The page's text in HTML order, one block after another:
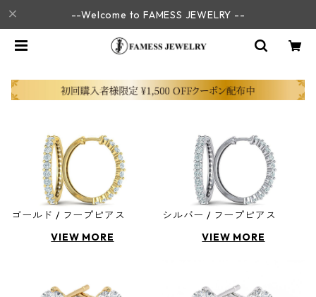
--Welcome to FAMESS JEWELRY --
ゴールド / フープピアス
VIEW MORE
シルバー / フープピアス
VIEW MORE